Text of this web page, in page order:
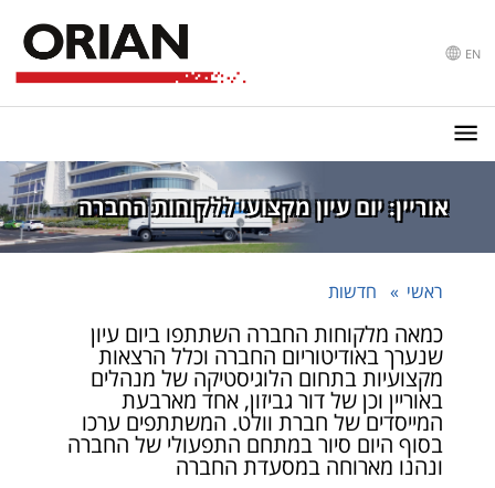
EN
אוריין: יום עיון מקצועי ללקוחות החברה
ראשי חדשות
כמאה מלקוחות החברה השתתפו ביום עיון
שנערך באודיטוריום החברה וכלל הרצאות
מקצועיות בתחום הלוגיסטיקה של מנהלים
באוריין וכן של דור גביזון, אחד מארבעת
המייסדים של חברת וולט. המשתתפים ערכו
בסוף היום סיור במתחם התפעולי של החברה
ונהנו מארוחה במסעדת החברה